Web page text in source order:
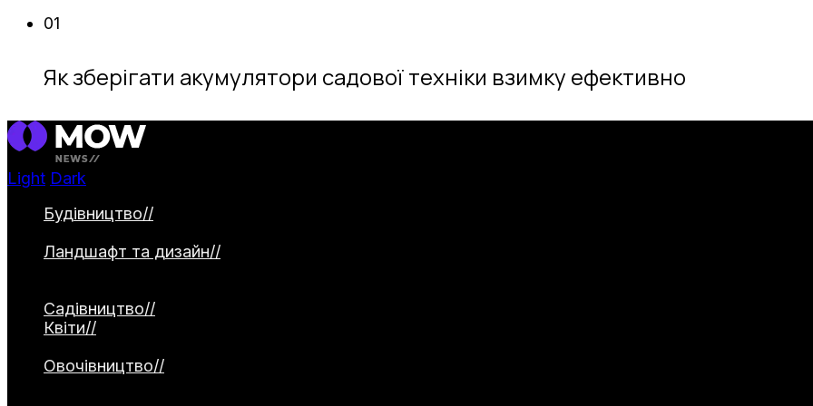
01
Як зберігати акумулятори садової техніки взимку ефективно
Light Dark
Будівництво//
Ландшафт та дизайн//
Садівництво//
Квіти//
Овочівництво//